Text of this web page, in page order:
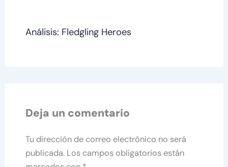
Análisis: Fledgling Heroes
Deja un comentario
Tu dirección de correo electrónico no será
publicada. Los campos obligatorios están